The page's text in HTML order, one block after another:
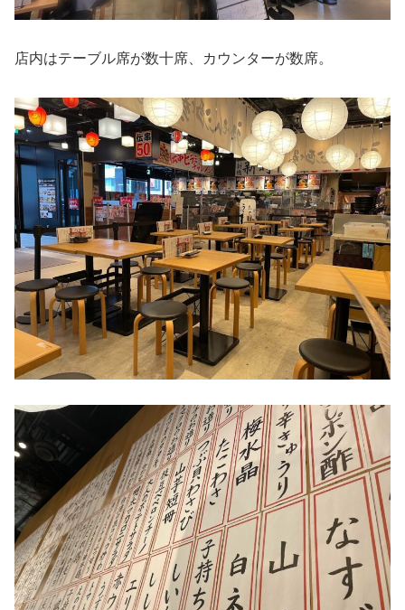
店内はテーブル席が数十席、カウンターが数席。